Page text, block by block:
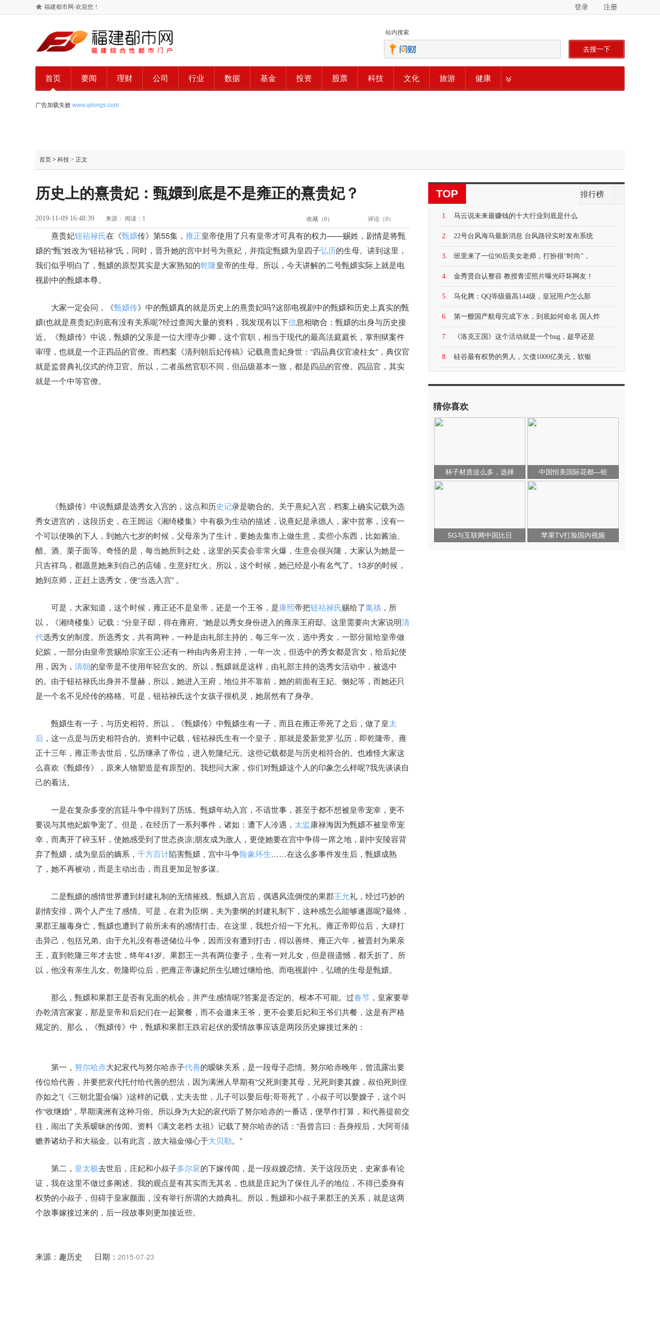
福建都市网-欢迎您！ 登录 注册
站内搜索
去搜一下
首页 要闻 理财 公司 行业 数据 基金 投资 股票 科技 文化 旅游 健康
广告加载失败 www.qilongs.com
首页 > 科技 > 正文
历史上的熹贵妃：甄嬛到底是不是雍正的熹贵妃？
2019-11-09 16:48:39 来源： 阅读：1 评论（0）
收藏（0）
熹贵妃钮祜禄氏在《甄嬛传》第55集， 雍正皇帝使用了只有皇帝才可具有的权力——赐姓，剧情是将甄
嬛的“甄”姓改为“钮祜禄”氏，同时，晋升她的宫中封号为熹妃，并指定甄嬛为皇四子弘历的生母。讲到这里，
我们似乎明白了，甄嬛的原型其实是大家熟知的乾隆皇帝的生母。所以，今天讲解的二号甄嬛实际上就是电
视剧中的甄嬛本尊。
大家一定会问，《甄嬛传》中的甄嬛真的就是历史上的熹贵妃吗?这部电视剧中的甄嬛和历史上真实的甄
嬛(也就是熹贵妃)到底有没有关系呢?经过查阅大量的资料，我发现有以下信息相吻合：甄嬛的出身与历史接
近。《甄嬛传》中说，甄嬛的父亲是一位大理寺少卿，这个官职，相当于现代的最高法庭庭长，掌刑狱案件
审理，也就是一个正四品的官僚。而档案《清列朝后妃传稿》记载熹贵妃身世：“四品典仪官凌柱女”，典仪官
就是监督典礼仪式的侍卫官。所以，二者虽然官职不同，但品级基本一致，都是四品的官僚。四品官，其实
就是一个中等官僚。
《甄嬛传》中说甄嬛是选秀女入宫的，这点和历史记录是吻合的。关于熹妃入宫，档案上确实记载为选
秀女进宫的，这段历史，在王闿运《湘绮楼集》中有极为生动的描述，说熹妃是承德人，家中贫寒，没有一
个可以使唤的下人，到她六七岁的时候，父母亲为了生计，要她去集市上做生意，卖些小东西，比如酱油、
醋、酒、栗子面等。奇怪的是，每当她所到之处，这里的买卖会非常火爆，生意会很兴隆，大家认为她是一
只吉祥鸟，都愿意她来到自己的店铺，生意好红火。所以，这个时候，她已经是小有名气了。13岁的时候，
她到京师，正赶上选秀女，便“当选入宫” 。
可是，大家知道，这个时候，雍正还不是皇帝，还是一个王爷，是康熙帝把钮祜禄氏赐给了胤禛 ，所
以，《湘绮楼集》记载：“分皇子邸，得在雍府。”她是以秀女身份进入的雍亲王府邸。这里需要向大家说明清
代选秀女的制度。所选秀女，共有两种，一种是由礼部主持的，每三年一次，选中秀女，一部分留给皇帝做
妃嫔，一部分由皇帝赏赐给宗室王公;还有一种由内务府主持，一年一次，但选中的秀女都是宫女，给后妃使
用，因为， 清朝的皇帝是不使用年轻宫女的。所以，甄嬛就是这样，由礼部主持的选秀女活动中，被选中
的。由于钮祜禄氏出身并不显赫，所以，她进入王府，地位并不靠前，她的前面有王妃、侧妃等，而她还只
是一个名不见经传的格格。可是，钮祜禄氏这个女孩子很机灵，她居然有了身孕。
甄嬛生有一子，与历史相符。所以，《甄嬛传》中甄嬛生有一子，而且在雍正帝死了之后，做了皇太
后 ，这一点是与历史相符合的。资料中记载，钮祜禄氏生有一个皇子，那就是爱新觉罗·弘历，即乾隆帝。雍
正十三年，雍正帝去世后，弘历继承了帝位，进入乾隆纪元。这些记载都是与历史相符合的。也难怪大家这
么喜欢《甄嬛传》，原来人物塑造是有原型的。我想问大家，你们对甄嬛这个人的印象怎么样呢?我先谈谈自
己的看法。
一是在复杂多变的宫廷斗争中得到了历练。甄嬛年幼入宫，不谙世事，甚至于都不想被皇帝宠幸，更不
要说与其他妃嫔争宠了。但是，在经历了一系列事件，诸如：遭下人冷遇， 太监康禄海因为甄嬛不被皇帝宠
幸，而离开了碎玉轩，使她感受到了世态炎凉;朋友成为敌人，更使她要在宫中争得一席之地，剧中安陵容背
弃了甄嬛，成为皇后的嫡系， 千方百计陷害甄嬛，宫中斗争险象环生……在这么多事件发生后，甄嬛成熟
了，她不再被动，而是主动出击，而且更加足智多谋。
二是甄嬛的感情世界遭到封建礼制的无情摧残。甄嬛入宫后，偶遇风流倜傥的果郡王允礼，经过巧妙的
剧情安排，两个人产生了感情。可是，在君为臣纲，夫为妻纲的封建礼制下，这种感怎么能够遂愿呢?最终，
果郡王服毒身亡，甄嬛也遭到了前所未有的感情打击。在这里，我想介绍一下允礼。雍正帝即位后，大肆打
击异己，包括兄弟。由于允礼没有卷进储位斗争，因而没有遭到打击，得以善终。雍正六年，被晋封为果亲
王，直到乾隆三年才去世，终年41岁。果郡王一共有两位妻子，生有一对儿女，但是很遗憾，都夭折了。所
以，他没有亲生儿女。乾隆即位后，把雍正帝谦妃所生弘曕过继给他。而电视剧中，弘曕的生母是甄嬛。
那么，甄嬛和果郡王是否有见面的机会，并产生感情呢?答案是否定的。根本不可能。过春节 ，皇家要举
办乾清宫家宴，那是皇帝和后妃们在一起聚餐，而不会邀来王爷，更不会要后妃和王爷们共餐，这是有严格
规定的。那么，《甄嬛传》中，甄嬛和果郡王跌宕起伏的爱情故事应该是两段历史嫁接过来的：
第一， 努尔哈赤大妃衮代与努尔哈赤子代善的暧昧关系，是一段母子恋情。努尔哈赤晚年，曾流露出要
传位给代善，并要把衮代托付给代善的想法，因为满洲人早期有“父死则妻其母，兄死则妻其嫂，叔伯死则侄
亦如之”(《三朝北盟会编》)这样的记载，丈夫去世，儿子可以娶后母;哥哥死了，小叔子可以娶嫂子，这个叫
作“收继婚”，早期满洲有这种习俗。所以身为大妃的衮代听了努尔哈赤的一番话，便早作打算，和代善提前交
往，闹出了关系暧昧的传闻。资料《满文老档·太祖》记载了努尔哈赤的话：“吾曾言曰：吾身殁后，大阿哥须
赡养诸幼子和大福金。以有此言，故大福金倾心于大贝勒。”
第二， 皇太极去世后，庄妃和小叔子多尔衮的下嫁传闻，是一段叔嫂恋情。关于这段历史，史家多有论
证，我在这里不做过多阐述。我的观点是有其实而无其名，也就是庄妃为了保住儿子的地位，不得已委身有
权势的小叔子，但碍于皇家颜面，没有举行所谓的大婚典礼。所以，甄嬛和小叔子果郡王的关系，就是这两
个故事嫁接过来的，后一段故事则更加接近些。
来源：趣历史 日期： 2015-07-23
TOP 排行榜
1. 马云说未来最赚钱的十大行业到底是什么
2. 22号台风海马最新消息 台风路径实时发布系统
3. 班里来了一位90后美女老师，打扮很“时尚”，
4. 金秀贤自认整容 教授青涩照片曝光吓坏网友！
5. 马化腾：QQ等级最高144级，皇冠用户怎么那
6. 第一艘国产航母完成下水，到底如何命名 国人炸
7. 《洛克王国》这个活动就是一个bug，趁早还是
8. 硅谷最有权势的男人，欠债1000亿美元，软银
猜你喜欢
杯子材质这么多，选择 中国恒美国际花都—钜
5G与互联网中国比日 苹果TV打脸国内视频